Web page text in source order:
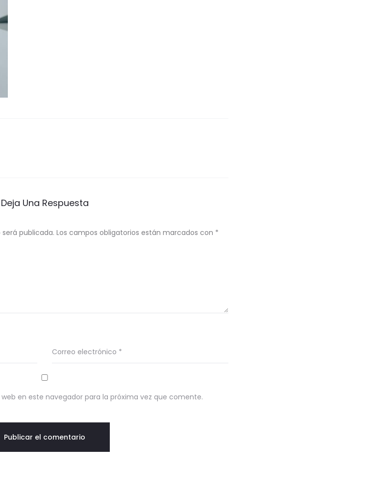
Deja Una Respuesta
publicada. Los campos obligatorios están marcados con *
Correo electrónico *
en este navegador para la próxima vez que comente.